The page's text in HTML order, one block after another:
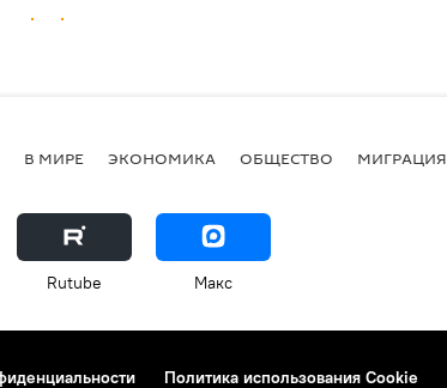
В МИРЕ ЭКОНОМИКА ОБЩЕСТВО МИГРАЦИЯ
Rutube Макс
Политика использования Cookie